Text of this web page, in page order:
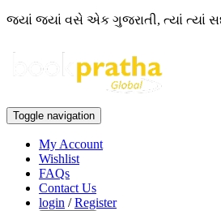
જ્યાં જ્યાં વસે એક ગુજરાતી, ત્યાં ત્યાં
Toggle navigation
My Account
Wishlist
FAQs
Contact Us
login /Register